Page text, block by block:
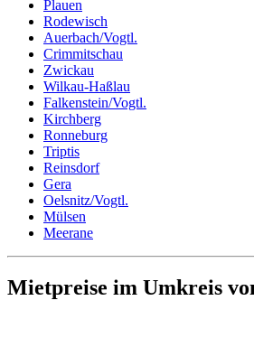
Plauen
Rodewisch
Auerbach/Vogtl.
Crimmitschau
Zwickau
Wilkau-Haßlau
Falkenstein/Vogtl.
Kirchberg
Ronneburg
Triptis
Reinsdorf
Gera
Oelsnitz/Vogtl.
Mülsen
Meerane
Mietpreise im Umkreis